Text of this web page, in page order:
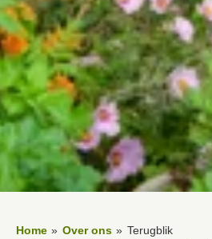
Home Over ons
Terugblik